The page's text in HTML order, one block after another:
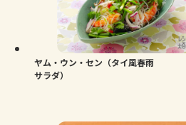
ヤム・ウン・セン（タイ風春雨
サラダ）